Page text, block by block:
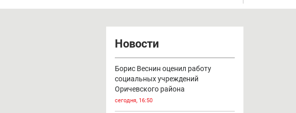
Новости
Борис Веснин оценил работу
социальных учреждений
Оричевского района
сегодня, 16:50